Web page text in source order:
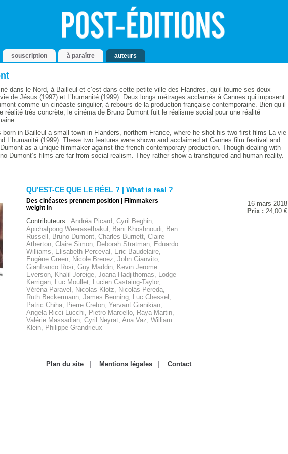
souscription à paraître auteurs
dans le Nord, à Bailleul et c’est dans cette petite ville des Flandres, qu’il tourne ses deux
de Jésus (1997) et L’humanité (1999). Deux longs métrages acclamés à Cannes qui imposent
comme un cinéaste singulier, à rebours de la production française contemporaine. Bien qu’il
réalité très concrète, le cinéma de Bruno Dumont fuit le réalisme social pour une réalité
born in Bailleul a small town in Flanders, northern France, where he shot his two first films La vie
L’humanité (1999). These two features were shown and acclaimed at Cannes film festival and
as a unique filmmaker against the french contemporary production. Though dealing with
Dumont’s films are far from social realism. They rather show a transfigured and human reality.
16 mars 2018
Prix : 24,00 €
QU’EST-CE QUE LE RÉEL ? | What is real ?
Des cinéastes prennent position | Filmmakers
weight in
Contributeurs : Andréa Picard, Cyril Beghin,
Apichatpong Weerasethakul, Bani Khoshnoudi, Ben
Russell, Bruno Dumont, Charles Burnett, Claire
Atherton, Claire Simon, Deborah Stratman, Eduardo
Williams, Elisabeth Perceval, Eric Baudelaire,
Eugène Green, Nicole Brenez, John Gianvito,
Gianfranco Rosi, Guy Maddin, Kevin Jerome
Everson, Khalil Joreige, Joana Hadjithomas, Lodge
Kerrigan, Luc Moullet, Lucien Castaing-Taylor,
Véréna Paravel, Nicolas Klotz, Nicolás Pereda,
Ruth Beckermann, James Benning, Luc Chessel,
Patric Chiha, Pierre Creton, Yervant Gianikian,
Angela Ricci Lucchi, Pietro Marcello, Raya Martin,
Valérie Massadian, Cyril Neyrat, Ana Vaz, William
Klein, Philippe Grandrieux
Plan du site Mentions légales Contact